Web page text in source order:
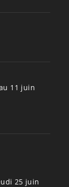
11 juin
25 juin